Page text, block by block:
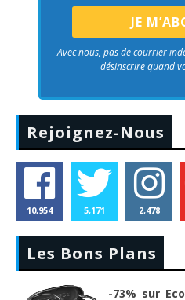
Avec nous, pas de courrier
désinscrire quand
Rejoignez-Nous
10,954 5,171 2,478
Les Bons Plans
-73% sur